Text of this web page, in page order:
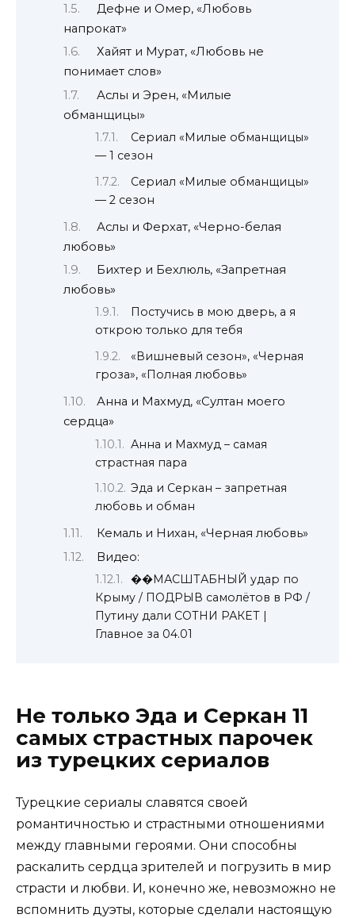
Дефне и Омер, «Любовь
напрокат»
Хайят и Мурат, «Любовь не
понимает слов»
Аслы и Эрен, «Милые
обманщицы»
Сериал «Милые обманщицы»
— 1 сезон
Сериал «Милые обманщицы»
— 2 сезон
Аслы и Ферхат, «Черно-белая
любовь»
Бихтер и Бехлюль, «Запретная
любовь»
Постучись в мою дверь, а я
открою только для тебя
«Вишневый сезон», «Черная
гроза», «Полная любовь»
Анна и Махмуд, «Султан моего
сердца»
Анна и Махмуд – самая
страстная пара
Эда и Серкан – запретная
любовь и обман
Кемаль и Нихан, «Черная любовь»
Видео:
��МАСШТАБНЫЙ удар по
Крыму / ПОДРЫВ самолётов в РФ /
Путину дали СОТНИ РАКЕТ |
Главное за 04.01
Не только Эда и Серкан 11
самых страстных парочек
из турецких сериалов
Турецкие сериалы славятся своей
романтичностью и страстными отношениями
между главными героями. Они способны
раскалить сердца зрителей и погрузить в мир
страсти и любви. И, конечно же, невозможно не
вспомнить дуэты, которые сделали настоящую